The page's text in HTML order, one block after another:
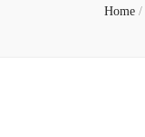
Home /